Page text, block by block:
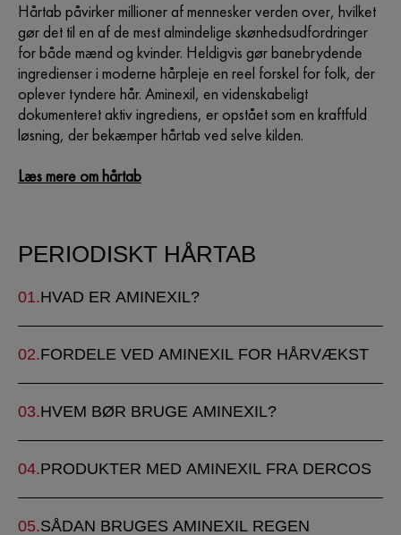
Hårtab påvirker millioner af mennesker verden over, hvilket
gør det til en af de mest almindelige skønhedsudfordringer
for både mænd og kvinder. Heldigvis gør banebrydende
ingredienser i moderne hårpleje en reel forskel for folk, der
oplever tyndere hår. Aminexil, en videnskabeligt
dokumenteret aktiv ingrediens, er opstået som en kraftfuld
løsning, der bekæmper hårtab ved selve kilden.
Læs mere om hårtab
PERIODISKT HÅRTAB
HVAD ER AMINEXIL?
FORDELE VED AMINEXIL FOR HÅRVÆKST
HVEM BØR BRUGE AMINEXIL?
PRODUKTER MED AMINEXIL FRA DERCOS
SÅDAN BRUGES AMINEXIL REGEN